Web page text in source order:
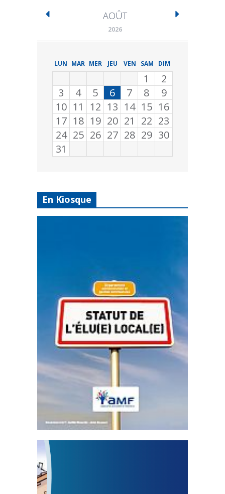
AOÛT
2026
LUN MAR MER JEU VEN SAM DIM
1
2
3
4 5 6 7 8
9
10 11 12 13 14 15 16
17 18 19 20 21 22 23
24 25 26 27 28 29 30
31
En Kiosque
Statut de l’élu local
3 avril 2024
Mise à jour avril 2024
FEUILLETER